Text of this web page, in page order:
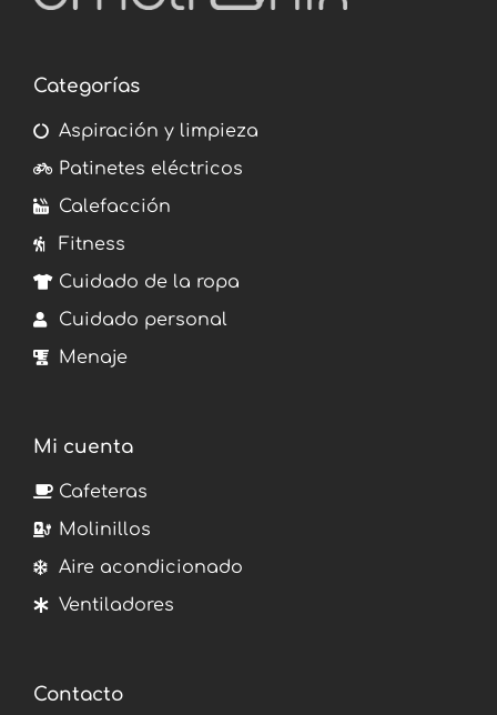
Categorías
Aspiración y limpieza
Patinetes eléctricos
Calefacción
Fitness
Cuidado de la ropa
Cuidado personal
Menaje
Mi cuenta
Cafeteras
Molinillos
Aire acondicionado
Ventiladores
Contacto